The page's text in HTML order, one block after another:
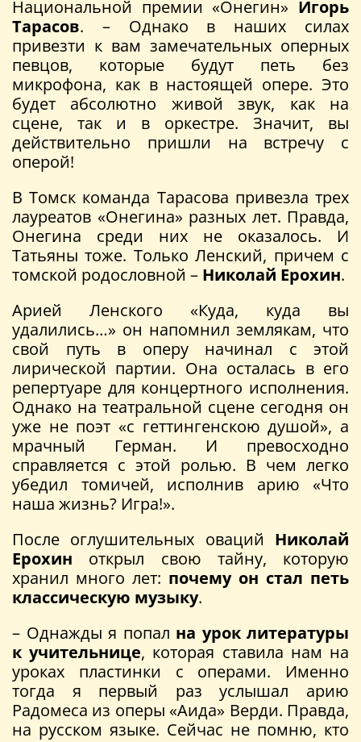
Национальной премии «Онегин» Игорь
Тарасов. – Однако в наших силах
привезти к вам замечательных оперных
певцов, которые будут петь без
микрофона, как в настоящей опере. Это
будет абсолютно живой звук, как на
сцене, так и в оркестре. Значит, вы
действительно пришли на встречу с
оперой!
В Томск команда Тарасова привезла трех
лауреатов «Онегина» разных лет. Правда,
Онегина среди них не оказалось. И
Татьяны тоже. Только Ленский, причем с
томской родословной – Николай Ерохин.
Арией Ленского «Куда, куда вы
удалились…» он напомнил землякам, что
свой путь в оперу начинал с этой
лирической партии. Она осталась в его
репертуаре для концертного исполнения.
Однако на театральной сцене сегодня он
уже не поэт «с геттингенскою душой», а
мрачный Герман. И превосходно
справляется с этой ролью. В чем легко
убедил томичей, исполнив арию «Что
наша жизнь? Игра!».
После оглушительных оваций Николай
Ерохин открыл свою тайну, которую
хранил много лет: почему он стал петь
классическую музыку.
– Однажды я попал на урок литературы
к учительнице, которая ставила нам на
уроках пластинки с операми. Именно
тогда я первый раз услышал арию
Радомеса из оперы «Аида» Верди. Правда,
на русском языке. Сейчас не помню, кто